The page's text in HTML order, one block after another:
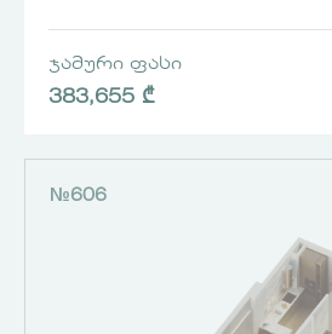
ᲯᲐᲛᲣᲠᲘ ᲤᲐᲡᲘ
383,655 ₾
№606